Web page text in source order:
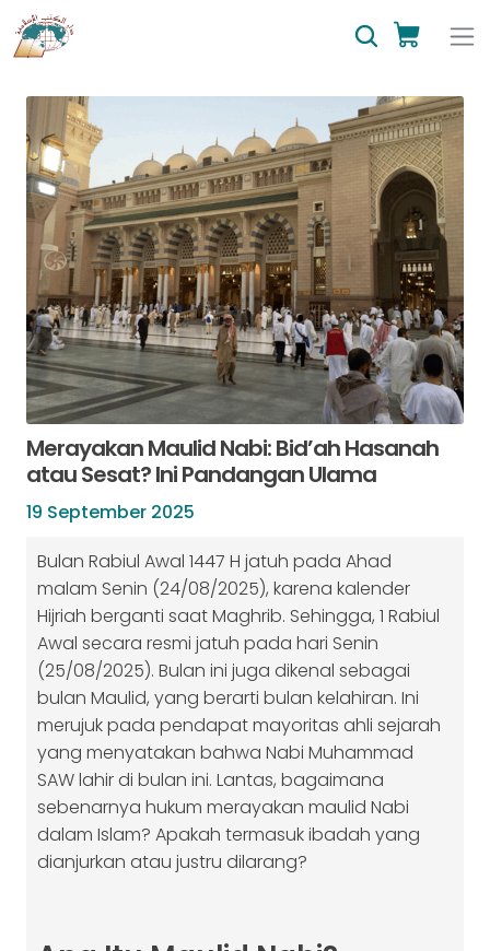
Merayakan Maulid Nabi: Bid’ah Hasanah
atau Sesat? Ini Pandangan Ulama
19 September 2025
Bulan Rabiul Awal 1447 H jatuh pada Ahad
malam Senin (24/08/2025), karena kalender
Hijriah berganti saat Maghrib. Sehingga, 1 Rabiul
Awal secara resmi jatuh pada hari Senin
(25/08/2025). Bulan ini juga dikenal sebagai
bulan Maulid, yang berarti bulan kelahiran. Ini
merujuk pada pendapat mayoritas ahli sejarah
yang menyatakan bahwa Nabi Muhammad
SAW lahir di bulan ini. Lantas, bagaimana
sebenarnya hukum merayakan maulid Nabi
dalam Islam? Apakah termasuk ibadah yang
dianjurkan atau justru dilarang?